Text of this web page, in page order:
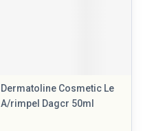
Dermatoline Cosmetic Le
A/rimpel Dagcr 50ml